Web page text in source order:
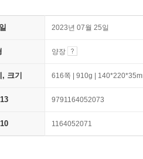
2023년 07월 25일
양장
크기 616쪽 | 910g |
9791164052073
1164052071